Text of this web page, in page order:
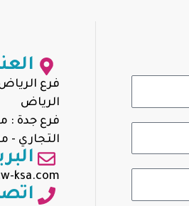
فرع
الرياض
التجاري -
ksa.com